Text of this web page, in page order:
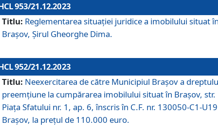
953/21.12.2023
Titlu: Reglementarea situației juridice a imobilului situat
Brașov, Șirul Gheorghe Dima.
952/21.12.2023
Titlu: Neexercitarea de către Municipiul Brașov a
preemțiune la cumpărarea imobilului situat în Brașov, str.
Piața Sfatului nr. 1, ap. 6, înscris în C.F. nr. 130050-C1-U19
Brașov, la prețul de 110.000 euro.